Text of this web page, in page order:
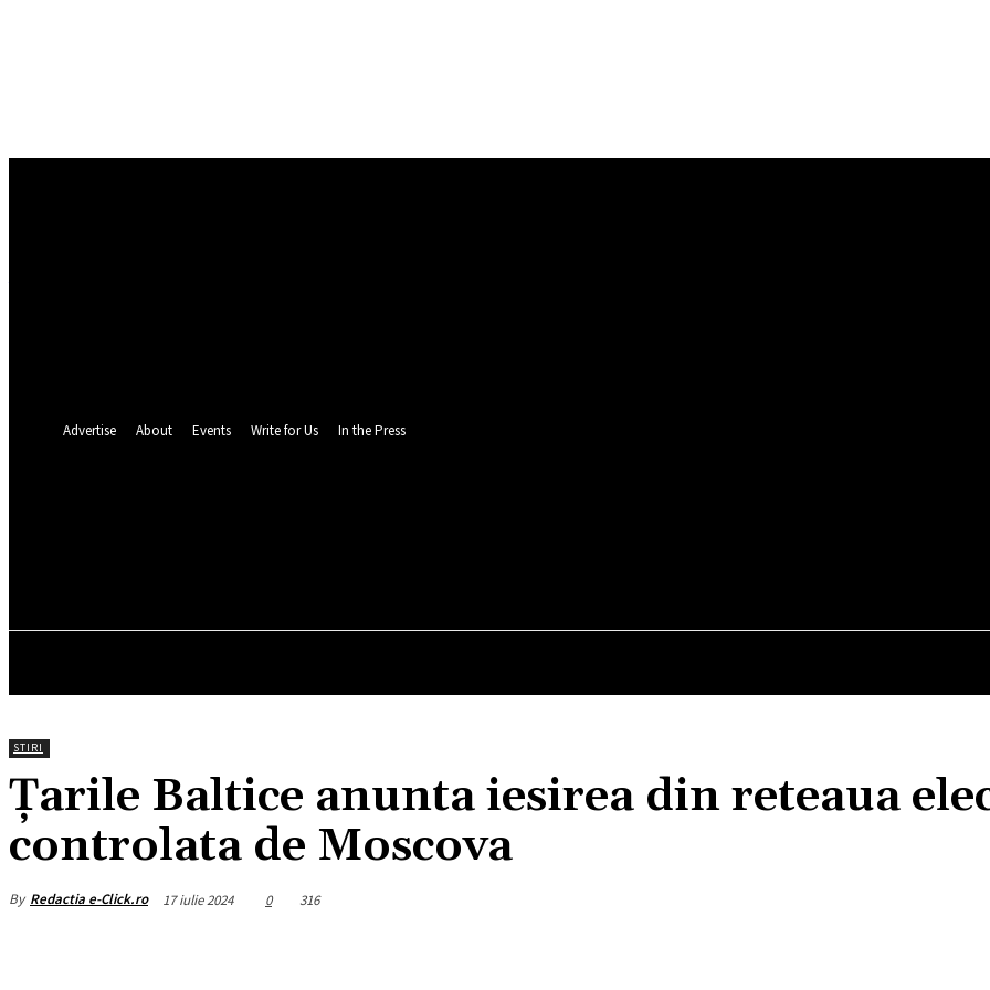
Advertise About Events Write for Us In the Press
STIRI
Țarile Baltice anunta iesirea din reteaua
controlata de Moscova
By Redactia e-Click.ro 17 iulie 2024 0 316